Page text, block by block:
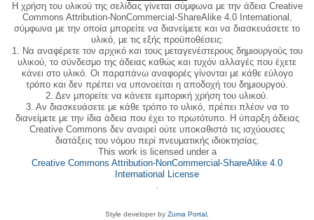
Η χρήση του υλικού της σελίδας γίνεται σύμφωνα με την άδεια Creative
Commons Attribution-NonCommercial-ShareAlike 4.0 International,
σύμφωνα με την οποία μπορείτε να διανείμετε και να διασκευάσετε το
υλικό, με τις εξής προϋποθέσεις:
1. Να αναφέρετε τον αρχικό και τους μεταγενέστερους δημιουργούς του
υλικού, το σύνδεσμο της άδειας καθώς και τυχόν αλλαγές που έχετε
κάνει στο υλικό. Οι παραπάνω αναφορές γίνονται με κάθε εύλογο
τρόπο και δεν πρέπει να υπονοείται η αποδοχή του δημιουργού.
2. Δεν μπορείτε να κάνετε εμπορική χρήση του υλικού.
3. Αν διασκευάσετε με κάθε τρόπο το υλικό, πρέπει πλέον να το
διανείμετε με την ίδια άδεια που έχει το πρωτότυπο. Η ύπαρξη άδειας
Creative Commons δεν αναιρεί ούτε υποκαθιστά τις ισχύουσες
διατάξεις του νόμου περί πνευματικής ιδιοκτησίας.
This work is licensed under a
Creative Commons Attribution-NonCommercial-ShareAlike 4.0
International License
.
Style developer by Zuma Portal